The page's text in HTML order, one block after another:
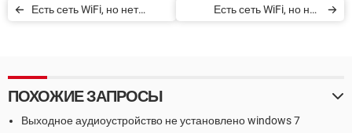
Есть сеть WiFi, но нет
Есть сеть WiFi, но нет
ПОХОЖИЕ ЗАПРОСЫ
Выходное аудиоустройство не установлено windows 7